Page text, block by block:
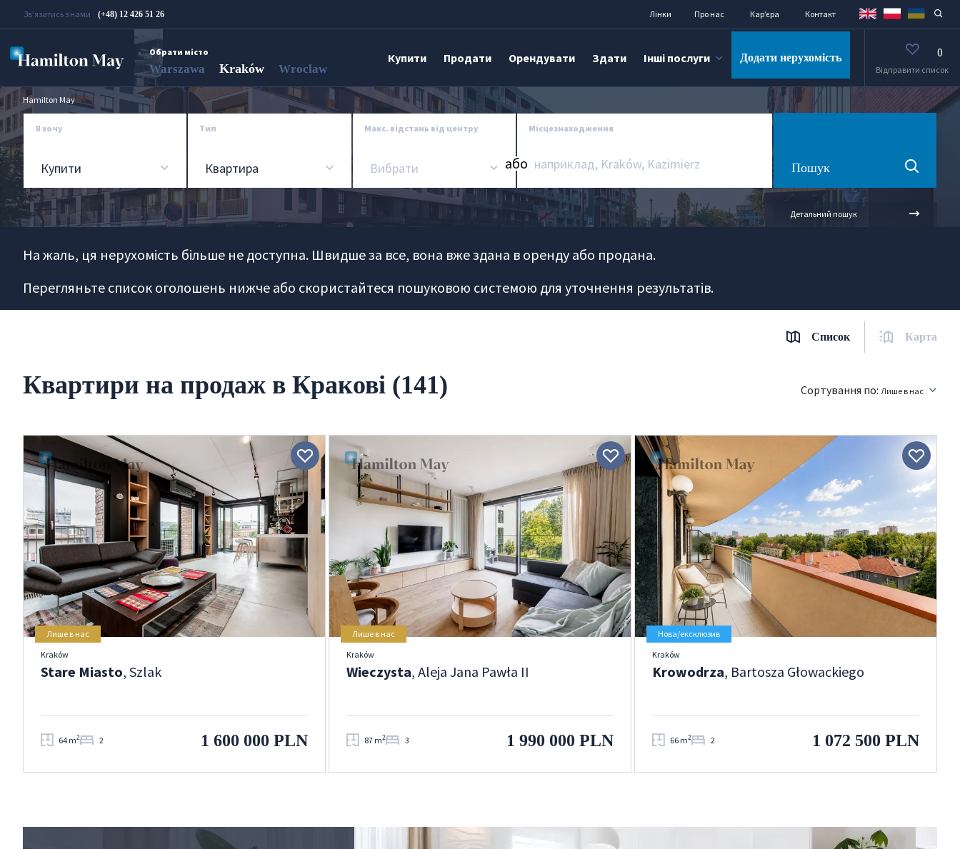
Зв’язатись з нами (+48) 12 426 51 26 Лінки Про нас Кар’єра Контакт
Обрати місто
Warszawa Kraków Wroclaw
Купити Продати Орендувати Здати Інші послуги Додати нерухомість 0
Відправити список
Hamilton May
Я хочу
Купити
Тип
Квартира
Макс. відстань від центру
Вибрати aбо
Місцезнаходження
Пошук
Детальний пошук
На жаль, ця нерухомість більше не доступна. Швидше за все, вона вже здана в оренду або продана.
Перегляньте список оголошень нижче або скористайтеся пошуковою системою для уточнення результатів.
Список Карта
Квартири на продаж в Кракові (141) Сортування по: Лише в нас
Лише в нас
Kraków
Stare Miasto, Szlak
64 m2 2 1 600 000 PLN
Лише в нас
Kraków
Wieczysta, Aleja Jana Pawła II
87 m2 3 1 990 000 PLN
Нова/ексклюзив
Kraków
Krowodrza, Bartosza Głowackiego
66 m2 2 1 072 500 PLN